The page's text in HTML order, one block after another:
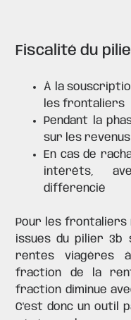
Fiscalité du
À la
les frontaliers
Pendant la
sur les
En cas de
intérêts,
différencié
Pour les frontaliers
issues du pilier 3b
rentes viagères
fraction de la
fraction diminue
C'est donc un outil